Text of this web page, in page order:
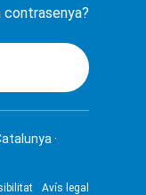
·
Avís legal